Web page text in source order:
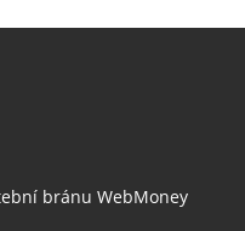
bránu WebMoney